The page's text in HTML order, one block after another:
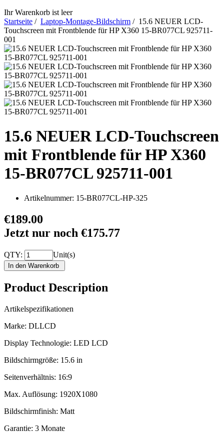
Ihr Warenkorb ist leer
Startseite / Laptop-Montage-Bildschirm / 15.6 NEUER LCD-
Touchscreen mit Frontblende für HP X360 15-BR077CL 925711-
001
15.6 NEUER LCD-Touchscreen
mit Frontblende für HP X360
15-BR077CL 925711-001
Artikelnummer: 15-BR077CL-HP-325
€189.00
Jetzt nur noch €175.77
QTY: Unit(s)
Product Description
Artikelspezifikationen
Marke: DLLCD
Display Technologie: LED LCD
Bildschirmgröße: 15.6 in
Seitenverhältnis: 16:9
Max. Auflösung: 1920X1080
Bildschirmfinish: Matt
Garantie: 3 Monate